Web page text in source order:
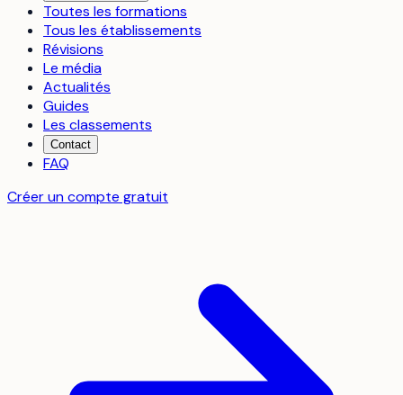
Toutes les formations
Tous les établissements
Révisions
Le média
Actualités
Guides
Les classements
Contact
FAQ
Créer un compte gratuit